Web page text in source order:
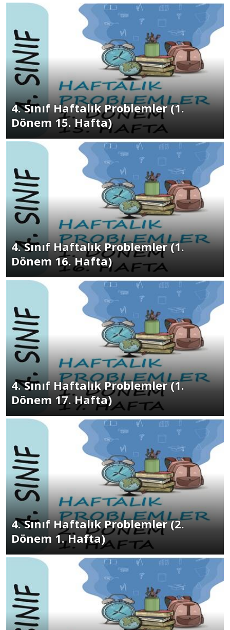
4. Sınıf Haftalık Problemler (1.
Dönem 15. Hafta)
4. Sınıf Haftalık Problemler (1.
Dönem 16. Hafta)
4. Sınıf Haftalık Problemler (1.
Dönem 17. Hafta)
4. Sınıf Haftalık Problemler (2.
Dönem 1. Hafta)